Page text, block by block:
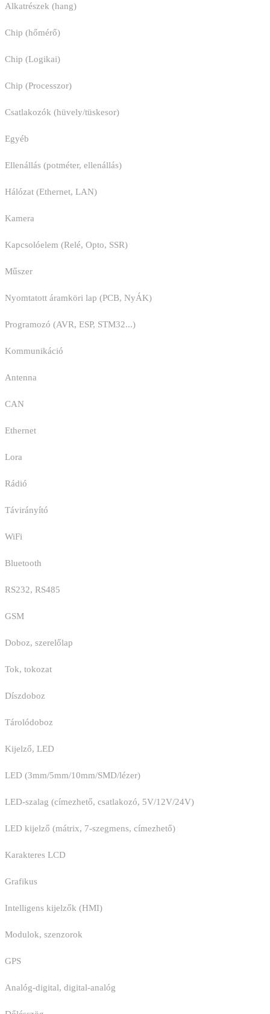
Alkatrészek (hang)
Chip (hőmérő)
Chip (Logikai)
Chip (Processzor)
Csatlakozók (hüvely/tüskesor)
Egyéb
Ellenállás (potméter, ellenállás)
Hálózat (Ethernet, LAN)
Kamera
Kapcsolóelem (Relé, Opto, SSR)
Műszer
Nyomtatott áramköri lap (PCB, NyÁK)
Programozó (AVR, ESP, STM32...)
Kommunikáció
Antenna
CAN
Ethernet
Lora
Rádió
Távirányító
WiFi
Bluetooth
RS232, RS485
GSM
Doboz, szerelőlap
Tok, tokozat
Díszdoboz
Tárolódoboz
Kijelző, LED
LED (3mm/5mm/10mm/SMD/lézer)
LED-szalag (címezhető, csatlakozó, 5V/12V/24V)
LED kijelző (mátrix, 7-szegmens, címezhető)
Karakteres LCD
Grafikus
Intelligens kijelzők (HMI)
Modulok, szenzorok
GPS
Analóg-digital, digital-analóg